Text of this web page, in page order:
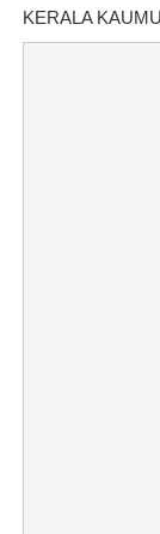
KERALA